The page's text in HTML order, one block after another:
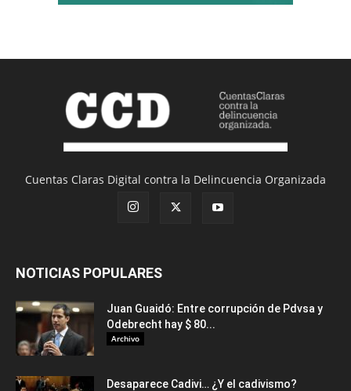
Cuentas Claras Digital contra la Delincuencia Organizada
NOTICIAS POPULARES
Juan Guaidó: Entre corrupción de Pdvsa y
Odebrecht hay $ 80...
Archivo
Desaparece Cadivi… ¿Y el cadivismo?